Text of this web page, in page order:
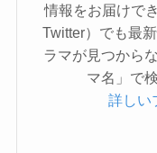
情報をお届けで
Twitter）でも最
ラマが見つから
マ名」で
詳しい